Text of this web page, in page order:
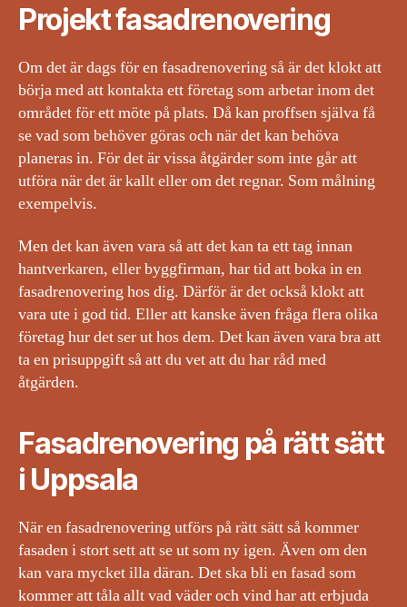
Projekt fasadrenovering
Om det är dags för en fasadrenovering så är det klokt att
börja med att kontakta ett företag som arbetar inom det
området för ett möte på plats. Då kan proffsen själva få
se vad som behöver göras och när det kan behöva
planeras in. För det är vissa åtgärder som inte går att
utföra när det är kallt eller om det regnar. Som målning
exempelvis.
Men det kan även vara så att det kan ta ett tag innan
hantverkaren, eller byggfirman, har tid att boka in en
fasadrenovering hos dig. Därför är det också klokt att
vara ute i god tid. Eller att kanske även fråga flera olika
företag hur det ser ut hos dem. Det kan även vara bra att
ta en prisuppgift så att du vet att du har råd med
åtgärden.
Fasadrenovering på rätt sätt
i Uppsala
När en fasadrenovering utförs på rätt sätt så kommer
fasaden i stort sett att se ut som ny igen. Även om den
kan vara mycket illa däran. Det ska bli en fasad som
kommer att tåla allt vad väder och vind har att erbjuda